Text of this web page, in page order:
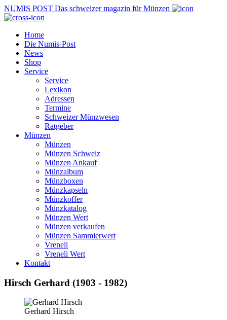
NUMIS POST Das schweizer magazin für Münzen
Home
Die Numis-Post
News
Shop
Service
Service
Lexikon
Adressen
Termine
Schweizer Münzwesen
Ratgeber
Münzen
Münzen
Münzen Schweiz
Münzen Ankauf
Münzalbum
Münzboxen
Münzkapseln
Münzkoffer
Münzkatalog
Münzen Wert
Münzen verkaufen
Münzen Sammlerwert
Vreneli
Vreneli Wert
Kontakt
Hirsch Gerhard (1903 - 1982)
Gerhard Hirsch